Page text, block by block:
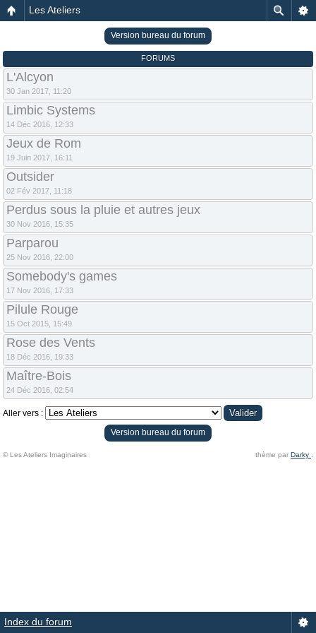
Les Ateliers
Version bureau du forum
FORUMS
L'Alcyon
30 Jan 2017, 11:20
Limbic Systems
14 Déc 2016, 12:33
Jeux de Rom
19 Juin 2017, 16:11
Outsider
02 Fév 2017, 11:18
Perdus sous la pluie et autres jeux
30 Nov 2016, 15:35
Parparou
25 Nov 2016, 22:00
Somebody's games
17 Nov 2016, 17:33
Pilule Rouge
15 Oct 2015, 15:49
Rose des Vents
18 Déc 2016, 19:33
Maître-Bois
24 Déc 2016, 02:54
Aller vers :
Version bureau du forum
© Les Ateliers Imaginaires thème par Darky
Index du forum